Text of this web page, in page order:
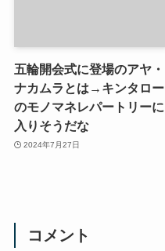
五輪開会式に登場のアヤ・
ナカムラとは→キンタロー
のモノマネレパートリーに
入りそうだな
2024年7月27日
コメント